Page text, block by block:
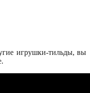
игрушки-тильды, вы